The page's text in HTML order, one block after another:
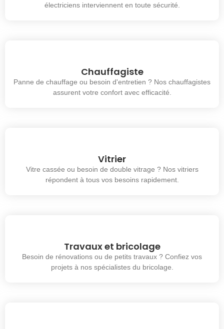
électriciens interviennent en toute sécurité.
Chauffagiste
Panne de chauffage ou besoin d'entretien ? Nos chauffagistes
assurent votre confort avec efficacité.
Vitrier
Vitre cassée ou besoin de double vitrage ? Nos vitriers
répondent à tous vos besoins rapidement.
Travaux et bricolage
Besoin de rénovations ou de petits travaux ? Confiez vos
projets à nos spécialistes du bricolage.